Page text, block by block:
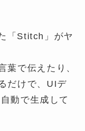
「Stitch」がヤ
葉で伝えたり、
だけで、UIデ
動で生成して